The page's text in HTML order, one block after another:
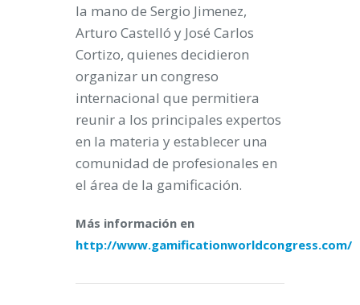
la mano de Sergio Jimenez,
Arturo Castelló y José Carlos
Cortizo, quienes decidieron
organizar un congreso
internacional que permitiera
reunir a los principales expertos
en la materia y establecer una
comunidad de profesionales en
el área de la gamificación.
Más información en
http://www.gamificationworldcongress.com/